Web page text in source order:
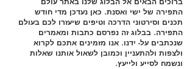
התפירה של ישי ואסנת. כאן נעדכן מדי חודש
תכנים וסירטוני הדרכה וטיפים שיעזרו לכם בעולם
התפירה. בבלוג זה נפרסם כתבות ומאמרים
שנכתבים על- ידנו. אנו מזמינים אתכם לקרוא
ולצפות ולהתעניין וכמובן לשאול אותנו שאלות
ונשמח לסייע ולייעץ.